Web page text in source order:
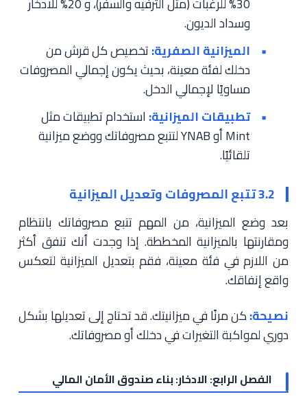
وسداد الديون.
الميزانية الصفرية:تخصيص كل قرش من
دخلك لفئة معينة، بحيث يكون إجمالي المصروفات
مساويًا لإجمالي الدخل.
تطبيقات الميزانية: استخدام تطبيقات مثل
Mint أو YNAB لتتبع مصروفاتك ووضع ميزانية
تلقائيًا.
3.2 تتبع المصروفات وتعديل الميزانية
بعد وضع الميزانية، من المهم تتبع مصروفاتك بانتظام
ومقارنتها بالميزانية المخططة. إذا وجدت أنك تنفق أكثر
من اللازم في فئة معينة، فقم بتعديل الميزانية لتعكس
واقع إنفاقك.
نصيحة:كن مرنًا في ميزانيتك. قد تحتاج إلى تعديلها بشكل
دوري لمواكبة التغيرات في دخلك أو مصروفاتك.
الفصل الرابع: الادخار: بناء صندوق الأمان المالي